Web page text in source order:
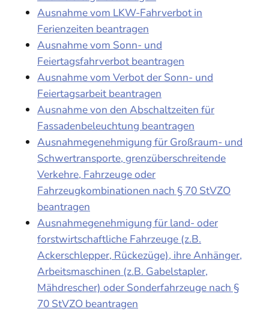
Ausnahme vom LKW-Fahrverbot in
Ferienzeiten beantragen
Ausnahme vom Sonn- und
Feiertagsfahrverbot beantragen
Ausnahme vom Verbot der Sonn- und
Feiertagsarbeit beantragen
Ausnahme von den Abschaltzeiten für
Fassadenbeleuchtung beantragen
Ausnahmegenehmigung für Großraum- und
Schwertransporte, grenzüberschreitende
Verkehre, Fahrzeuge oder
Fahrzeugkombinationen nach § 70 StVZO
beantragen
Ausnahmegenehmigung für land- oder
forstwirtschaftliche Fahrzeuge (z.B.
Ackerschlepper, Rückezüge), ihre Anhänger,
Arbeitsmaschinen (z.B. Gabelstapler,
Mähdrescher) oder Sonderfahrzeuge nach §
70 StVZO beantragen